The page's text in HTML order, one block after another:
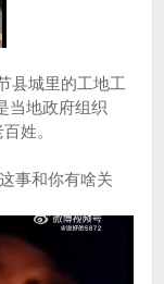
县城里的工地工
当地政府组织
姓。
事和你有啥关